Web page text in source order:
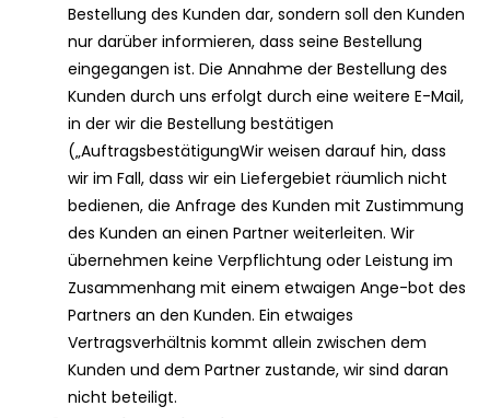
Bestellung des Kunden dar, sondern soll den Kunden
nur darüber informieren, dass seine Bestellung
eingegangen ist. Die Annahme der Bestellung des
Kunden durch uns erfolgt durch eine weitere E-Mail,
in der wir die Bestellung bestätigen
(„AuftragsbestätigungWir weisen darauf hin, dass
wir im Fall, dass wir ein Liefergebiet räumlich nicht
bedienen, die Anfrage des Kunden mit Zustimmung
des Kunden an einen Partner weiterleiten. Wir
übernehmen keine Verpflichtung oder Leistung im
Zusammenhang mit einem etwaigen Ange-bot des
Partners an den Kunden. Ein etwaiges
Vertragsverhältnis kommt allein zwischen dem
Kunden und dem Partner zustande, wir sind daran
nicht beteiligt.